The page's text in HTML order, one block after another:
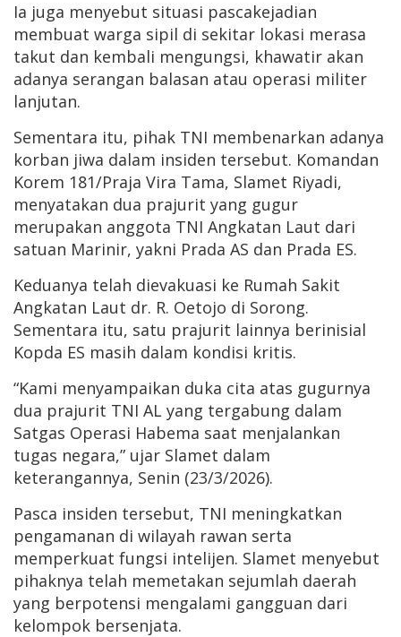
Ia juga menyebut situasi pascakejadian
membuat warga sipil di sekitar lokasi merasa
takut dan kembali mengungsi, khawatir akan
adanya serangan balasan atau operasi militer
lanjutan.
Sementara itu, pihak TNI membenarkan adanya
korban jiwa dalam insiden tersebut. Komandan
Korem 181/Praja Vira Tama, Slamet Riyadi,
menyatakan dua prajurit yang gugur
merupakan anggota TNI Angkatan Laut dari
satuan Marinir, yakni Prada AS dan Prada ES.
Keduanya telah dievakuasi ke Rumah Sakit
Angkatan Laut dr. R. Oetojo di Sorong.
Sementara itu, satu prajurit lainnya berinisial
Kopda ES masih dalam kondisi kritis.
“Kami menyampaikan duka cita atas gugurnya
dua prajurit TNI AL yang tergabung dalam
Satgas Operasi Habema saat menjalankan
tugas negara,” ujar Slamet dalam
keterangannya, Senin (23/3/2026).
Pasca insiden tersebut, TNI meningkatkan
pengamanan di wilayah rawan serta
memperkuat fungsi intelijen. Slamet menyebut
pihaknya telah memetakan sejumlah daerah
yang berpotensi mengalami gangguan dari
kelompok bersenjata.